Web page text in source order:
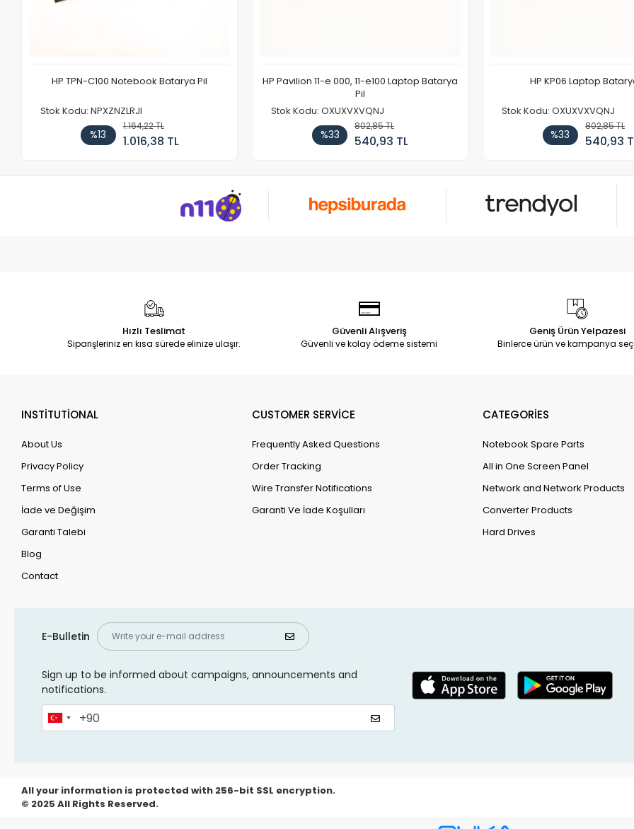
HP TPN-C100 Notebook Batarya Pil
Stok Kodu: NPXZNZLRJI
%13
1.164,22 TL
1.016,38 TL
HP Pavilion 11-e 000, 11-e100 Laptop Batarya
Pil
Stok Kodu: OXUXVXVQNJ
%33
802,85 TL
540,93 TL
HP KP06 Laptop
Stok Kodu: OXUXVXVQNJ
%33
802,85 TL
540,93
Hızlı Teslimat
Siparişleriniz en kısa sürede elinize ulaşır.
Güvenli Alışveriş
Güvenli ve kolay ödeme sistemi
Geniş Ürün Yelpazesi
Binlerce ürün ve kampanya
INSTİTUTİONAL
About Us
Privacy Policy
Terms of Use
İade ve Değişim
Garanti Talebi
Blog
Contact
CUSTOMER SERVİCE
Frequently Asked Questions
Order Tracking
Wire Transfer Notifications
Garanti Ve İade Koşulları
CATEGORİES
Notebook Spare Parts
All in One Screen Panel
Network and Network Products
Converter Products
Hard Drives
E-Bulletin
Sign up to be informed about campaigns, announcements and
notifications.
All your information is protected with 256-bit SSL encryption.
© 2025 All Rights Reserved.